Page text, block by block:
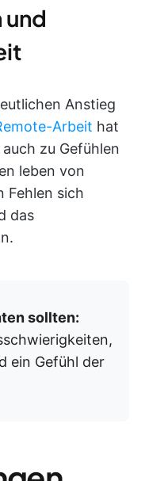
und
Anstieg
Arbeit hat
zu Gefühlen
leben von
Fehlen sich
das
sollten:
ein Gefühl der